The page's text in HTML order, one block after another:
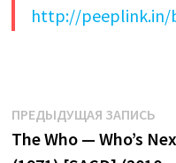
http://peeplink.in/
Навигация
по
ПРЕДЫДУЩАЯ ЗАПИСЬ
The Who — Who’s